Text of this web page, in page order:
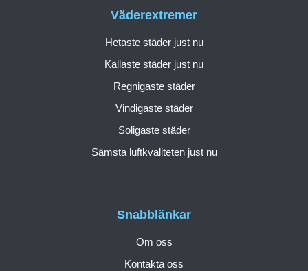
Snabblänkar
Om oss
Kontakta oss
Väderextremer
Hetaste städer just nu
Kallaste städer just nu
Regnigaste städer
Vindigaste städer
Soligaste städer
Sämsta luftkvaliteten just nu